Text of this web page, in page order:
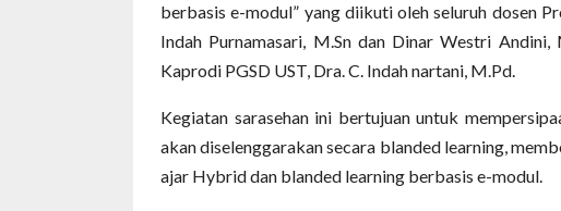
berbasis e-modul” yang diikuti oleh seluruh dosen
Indah Purnamasari, M.Sn dan Dinar Westri
Kaprodi PGSD UST, Dra. C. Indah nartani, M.Pd.
Kegiatan sarasehan ini bertujuan untuk
akan diselenggarakan secara blanded learning,
ajar Hybrid dan blanded learning berbasis e-modul.